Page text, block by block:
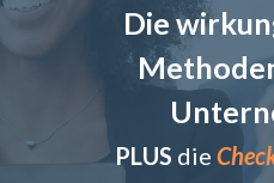
Die
PLUS die